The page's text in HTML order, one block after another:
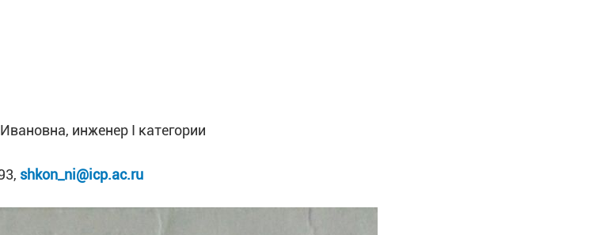
инженер I категории
shkon_ni@icp.ac.ru